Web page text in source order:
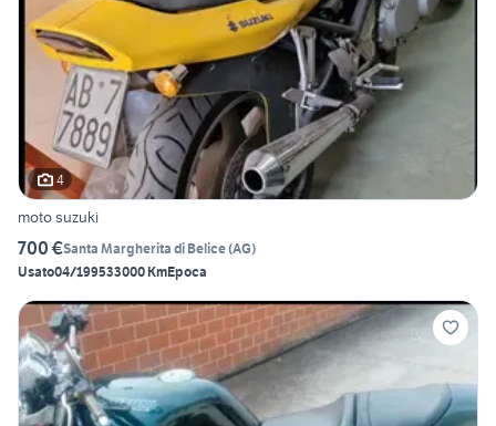
4
moto suzuki
700 €Santa Margherita di Belice(AG)
Usato04/199533000 KmEpoca